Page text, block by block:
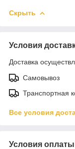
Скрыть
Условия
Доставка
Самовывоз
Транспортная
Все условия
Условия оплаты